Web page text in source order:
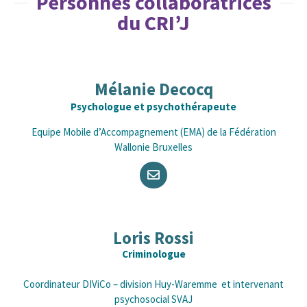
du CRI’J
Mélanie Decocq
Psychologue et psychothérapeute
Equipe Mobile d’Accompagnement (EMA) de la Fédération
Wallonie Bruxelles
Loris Rossi
Criminologue
Coordinateur DIViCo – division Huy-Waremme et intervenant
psychosocial SVAJ